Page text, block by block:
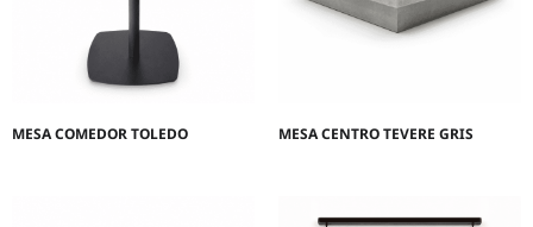
MESA COMEDOR TOLEDO MESA CENTRO TEVERE GRIS